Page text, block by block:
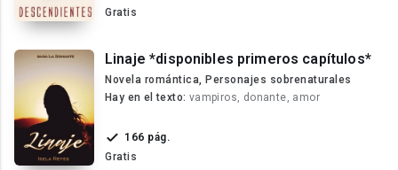
Gratis
Linaje *disponibles primeros capítulos*
Novela romántica, Personajes sobrenaturales
Hay en el texto: vampiros, donante, amor
166 pág.
Gratis